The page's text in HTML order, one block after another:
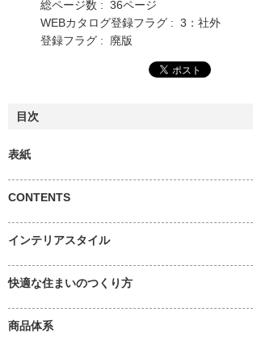
総ページ数 : 36ページ
WEBカタログ登録フラグ : 3：社外
登録フラグ : 廃版
目次
表紙
CONTENTS
インテリアスタイル
快適な住まいのつくり方
商品体系